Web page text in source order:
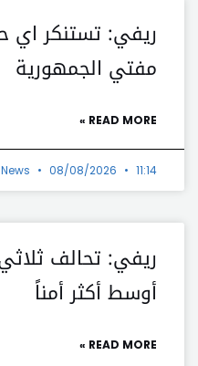
ريفي: تستنكر
مفتي الجمهورية
READ MORE »
08/08/2026 11:14 ص
ريفي: تحالف
أوسط أكثر أمناً
READ MORE »